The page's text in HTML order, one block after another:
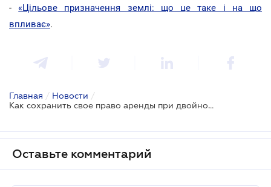
- «Цільове призначення землі: що це таке і на що
впливає».
Главная / Новости /
Как сохранить свое право аренды при двойной регистрации?
Оставьте комментарий